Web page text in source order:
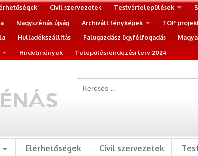
Civil szervezetek Testvértelepülések
Nagyszénás újság Archivált fényképek TOP
Hulladékszállítás Falugazdász ügyfélfogadás
Hirdetmények Településrendezési terv 2024
Elérhetőségek Civil szervezetek